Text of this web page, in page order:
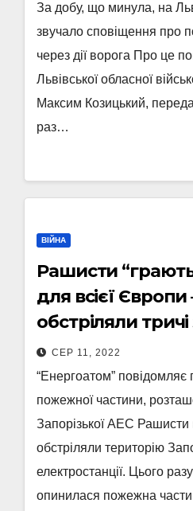
За добу, що минула, на
звучало сповіщення про
через дії ворога Про це
Львівської обласної
Максим Козицький,
раз…
ВІЙНА
Рашисти
для всієї
обстріляли
СЕР 11, 2022
“Енергоатом” повідомляє
пожежної частини,
Запорізької АЕС Рашисти
обстріляли територію
електростанції. Цього
опинилася пожежна